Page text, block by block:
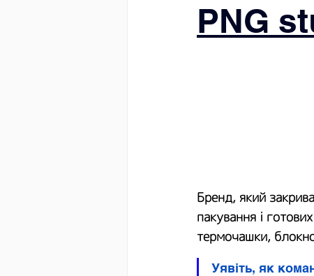
PNG
Бренд, який
пакування і
термочашки,
Уявіть, як